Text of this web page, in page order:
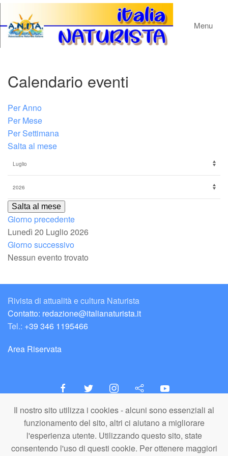
Il nostro sito utilizza i cookies - alcuni sono essenziali al
funzionamento del sito, altri ci aiutano a migliorare
l'esperienza utente. Utilizzando questo sito, state
consentendo l'uso di questi cookie. Per ottenere maggiori
Menu
Calendario eventi
Per Anno
Per Mese
Per Settimana
Salta al mese
Salta al mese
Giorno precedente
Lunedì 20 Luglio 2026
Giorno successivo
Nessun evento trovato
Rivista di attualità e cultura Naturista
Contatto: redazione@italianaturista.it
Tel.: +39 346 1195466
Area Riservata
italiaNATURISTA
Editore e Redazione
A.N.ITA. Associazione Naturista Italiana (APS)
C.F. 80203710159